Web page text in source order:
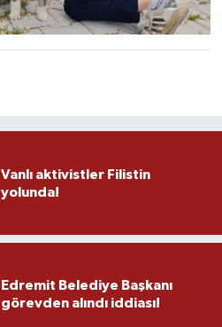
Vanlı aktivistler Filistin
yolunda!
Edremit Belediye Başkanı
görevden alındı iddiası!